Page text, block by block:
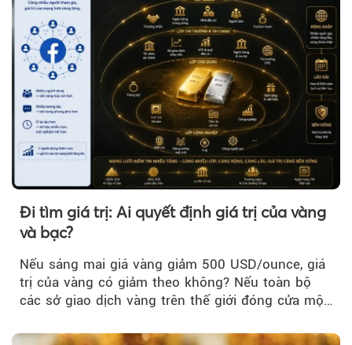
Đi tìm giá trị: Ai quyết định giá trị của vàng
và bạc?
Nếu sáng mai giá vàng giảm 500 USD/ounce, giá
trị của vàng có giảm theo không? Nếu toàn bộ
các sở giao dịch vàng trên thế giới đóng cửa một